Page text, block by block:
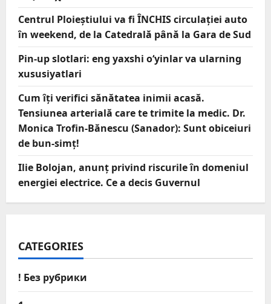
Centrul Ploieștiului va fi ÎNCHIS circulației auto
în weekend, de la Catedrală până la Gara de Sud
Pin-up slotlari: eng yaxshi o‘yinlar va ularning
xususiyatlari
Cum îți verifici sănătatea inimii acasă.
Tensiunea arterială care te trimite la medic. Dr.
Monica Trofin-Bănescu (Sanador): Sunt obiceiuri
de bun-simț!
Ilie Bolojan, anunț privind riscurile în domeniul
energiei electrice. Ce a decis Guvernul
CATEGORIES
! Без рубрики